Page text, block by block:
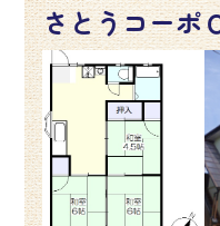
さとうコーポ